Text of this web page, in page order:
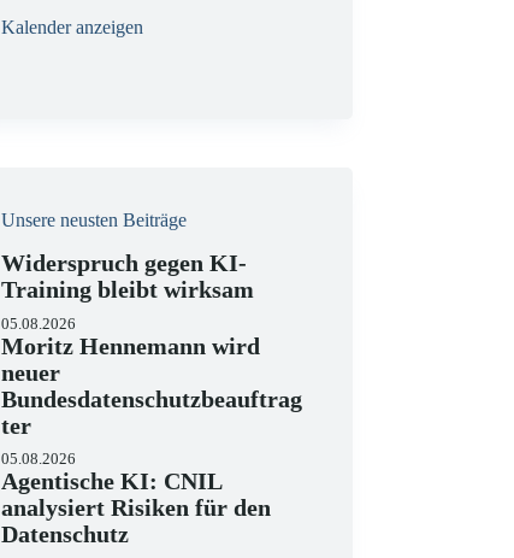
Kalender anzeigen
Unsere neusten Beiträge
Widerspruch gegen KI-
Training bleibt wirksam
05.08.2026
Moritz Hennemann wird
neuer
Bundesdatenschutzbeauftrag
ter
05.08.2026
Agentische KI: CNIL
analysiert Risiken für den
Datenschutz